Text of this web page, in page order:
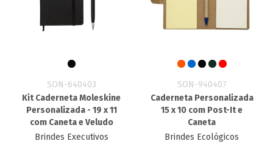
SON-640403
Kit Caderneta Moleskine
Personalizada​ - 19 x 11
com Caneta e Veludo
Brindes Executivos
SON-940407
Caderneta Personalizada
15 x 10 com Post-It e
Caneta
Brindes Ecológicos